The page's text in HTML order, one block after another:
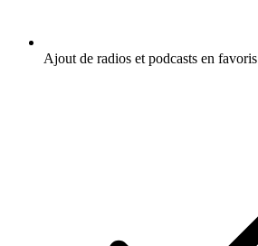
Ajout de radios et podcasts en favoris